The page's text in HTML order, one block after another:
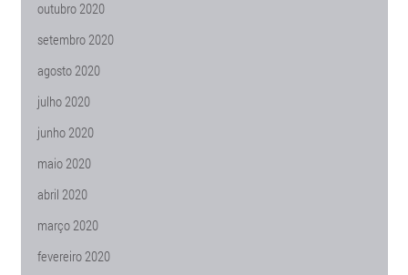
outubro 2020
setembro 2020
agosto 2020
julho 2020
junho 2020
maio 2020
abril 2020
março 2020
fevereiro 2020